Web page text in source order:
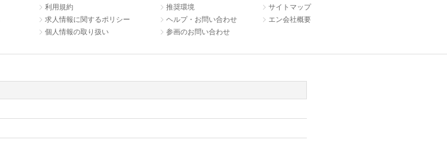
利用規約
求人情報に関するポリシー
個人情報の取り扱い
推奨環境
ヘルプ・お問い合わせ
参画のお問い合わせ
サイトマップ
エン会社概要